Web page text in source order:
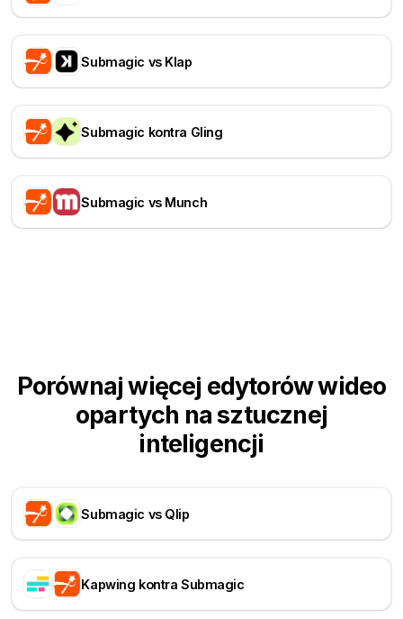
Submagic vs Klap
Submagic kontra Gling
Submagic vs Munch
Porównaj więcej edytorów wideo
opartych na sztucznej
inteligencji
Submagic vs Qlip
Kapwing kontra Submagic